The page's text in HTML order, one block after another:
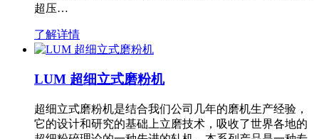
超压…
了解详情
LUM 超细立式磨粉机
超细立式磨粉机是结合我们公司几年的磨机生产经验，
它的设计和研究的基础上立磨技术，吸收了世界各地的